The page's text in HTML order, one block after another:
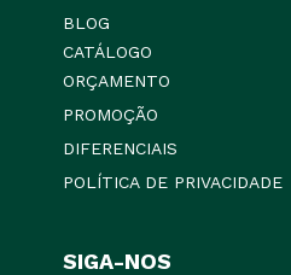
BLOG
CATÁLOGO
ORÇAMENTO
PROMOÇÃO
DIFERENCIAIS
POLÍTICA DE PRIVACIDADE
SIGA-NOS